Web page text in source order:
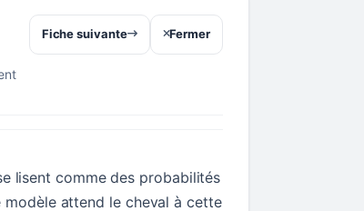
Fiche suivante Fermer
lisent comme des probabilités
attend le cheval à cette